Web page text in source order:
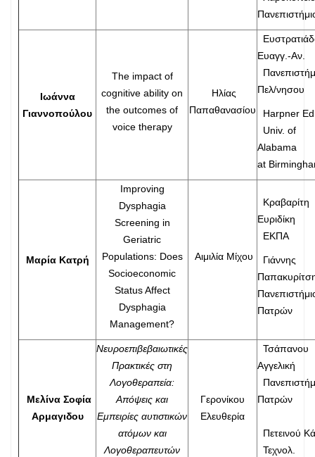
Ιωάννα
Γιαννοπούλου
The impact of
cognitive ability on
the outcomes of
voice therapy
Ηλίας
Παπαθανασίου
Ευαγγ.-Αν.
Πελ/νησου
Harpner
Univ. of
Alabama
at
Μαρία Κατρή
Improving
Dysphagia
Screening in
Geriatric
Populations: Does
Socioeconomic
Status Affect
Dysphagia
Management?
Αιμιλία Μίχου
Κραβαρίτη
Ευριδίκη
ΕΚΠΑ
Γιάννης
Πατρών
Μελίνα Σοφία
Αρμαγιδου
Νευροεπιβεβαιωτικές
Πρακτικές στη
Λογοθεραπεία:
Απόψεις και
Εμπειρίες αυτιστικών
ατόμων και
Λογοθεραπευτών
Γερονίκου
Ελευθερία
Τσάπανου
Αγγελική
Πατρών
Πετεινού
Τεχνολ.